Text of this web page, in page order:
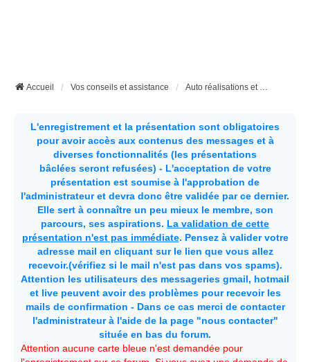
Accueil Vos conseils et assistance Auto réalisations et bricolages divers
L'enregistrement et la présentation sont obligatoires
pour avoir accès aux contenus des messages et à
diverses fonctionnalités (les présentations
bâclées seront refusées) - L'acceptation de votre
présentation est soumise à l'approbation de
l'administrateur et devra donc être validée par ce dernier.
Elle sert à connaître un peu mieux le membre, son
parcours, ses aspirations. La validation de cette
présentation n'est pas immédiate. Pensez à valider votre
adresse mail en cliquant sur le lien que vous allez
recevoir.(vérifiez si le mail n'est pas dans vos spams).
Attention les utilisateurs des messageries gmail, hotmail
et live peuvent avoir des problèmes pour recevoir les
mails de confirmation - Dans ce cas merci de contacter
l'administrateur à l'aide de la page "nous contacter"
située en bas du forum.
Attention aucune carte bleue n'est demandée pour